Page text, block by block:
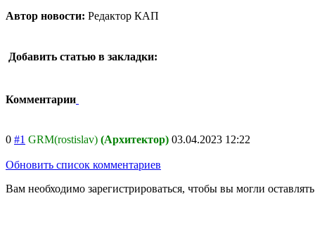
Автор новости: Редактор КАП
Добавить статью в закладки:
Комментарии
0 #1 GRM(rostislav) (Архитектор) 03.04.2023 12:22
Обновить список комментариев
Вам необходимо зарегистрироваться, чтобы вы могли